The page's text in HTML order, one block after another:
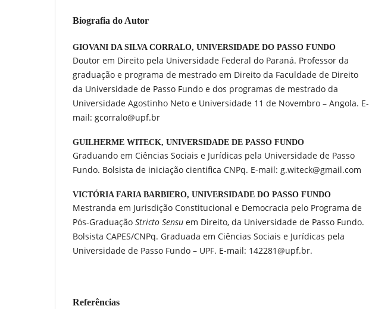
Biografia do Autor
GIOVANI DA SILVA CORRALO, UNIVERSIDADE DO PASSO FUNDO
Doutor em Direito pela Universidade Federal do Paraná. Professor da
graduação e programa de mestrado em Direito da Faculdade de Direito
da Universidade de Passo Fundo e dos programas de mestrado da
Universidade Agostinho Neto e Universidade 11 de Novembro – Angola. E-
mail: gcorralo@upf.br
GUILHERME WITECK, UNIVERSIDADE DE PASSO FUNDO
Graduando em Ciências Sociais e Jurídicas pela Universidade de Passo
Fundo. Bolsista de iniciação cientifica CNPq. E-mail: g.witeck@gmail.com
VICTÓRIA FARIA BARBIERO, UNIVERSIDADE DO PASSO FUNDO
Mestranda em Jurisdição Constitucional e Democracia pelo Programa de
Pós-Graduação Stricto Sensu em Direito, da Universidade de Passo Fundo.
Bolsista CAPES/CNPq. Graduada em Ciências Sociais e Jurídicas pela
Universidade de Passo Fundo – UPF. E-mail: 142281@upf.br.
Referências